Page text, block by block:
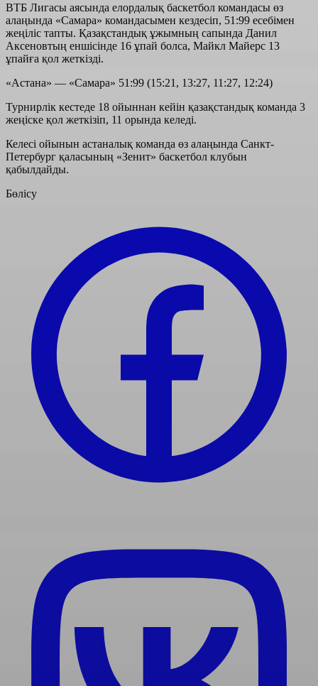
ВТБ Лигасы аясында елордалық баскетбол командасы өз
алаңында «Самара» командасымен кездесіп, 51:99 есебімен
жеңіліс тапты. Қазақстандық ұжымның сапында Данил
Аксеновтың еншісінде 16 ұпай болса, Майкл Майерс 13
ұпайға қол жеткізді.
«Астана» — «Самара» 51:99 (15:21, 13:27, 11:27, 12:24)
Турнирлік кестеде 18 ойыннан кейін қазақстандық команда 3
жеңіске қол жеткізіп, 11 орында келеді.
Келесі ойынын астаналық команда өз алаңында Санкт-
Петербург қаласының «Зенит» баскетбол клубын
қабылдайды.
Бөлісу